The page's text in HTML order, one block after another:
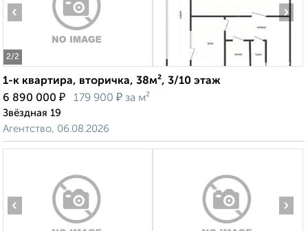
2/2
‹ ›
1-к квартира, вторичка, 38м², 3/10 этаж
6 890 000 ₽ 179 900 ₽ за м²
Звёздная 19
Агентство, 06.08.2026
‹ ›